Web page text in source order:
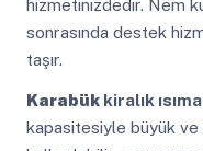
hizmetinizdedir. Nem
sonrasında destek
taşır.
Karabükkiralık
kapasitesiyle büyük